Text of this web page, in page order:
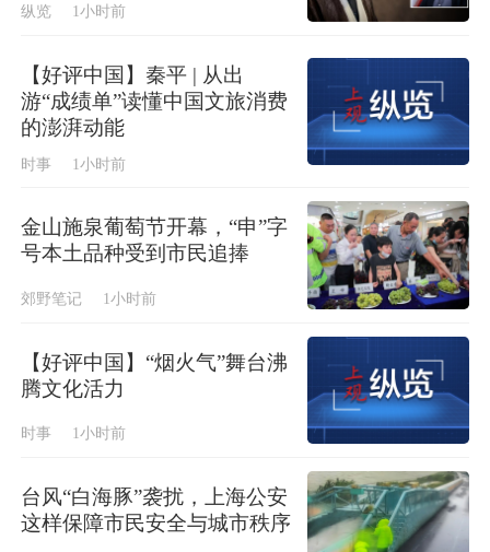
纵览 1小时前
【好评中国】秦平 | 从出
游“成绩单”读懂中国文旅消费
的澎湃动能
时事 1小时前
金山施泉葡萄节开幕，“申”字
号本土品种受到市民追捧
郊野笔记 1小时前
【好评中国】“烟火气”舞台沸
腾文化活力
时事 1小时前
台风“白海豚”袭扰，上海公安
这样保障市民安全与城市秩序